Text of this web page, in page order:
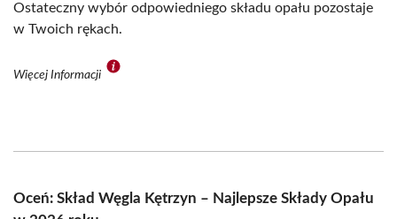
Ostateczny wybór odpowiedniego składu opału pozostaje
w Twoich rękach.
Więcej Informacji
Oceń: Skład Węgla Kętrzyn – Najlepsze Składy Opału